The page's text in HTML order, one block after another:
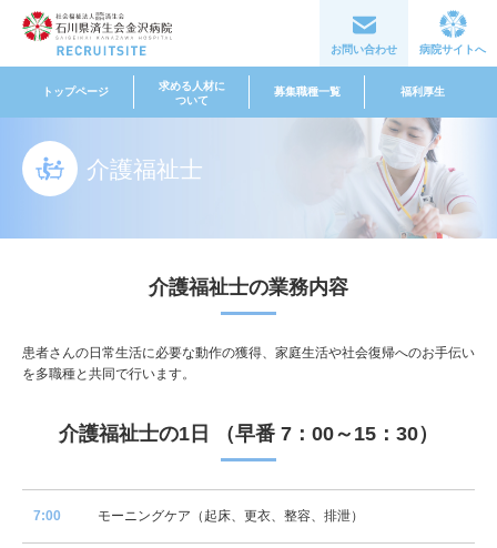
病院サイトへ
お問い合わせ
トップページ
求める人材に
ついて
募集職種一覧 福利厚生
介護福祉士
介護福祉士の業務内容
患者さんの日常生活に必要な動作の獲得、家庭生活や社会復帰へのお手伝い
を多職種と共同で行います。
介護福祉士の1日 （早番 7：00～15：30）
7:00 モーニングケア（起床、更衣、整容、排泄）